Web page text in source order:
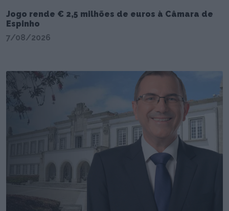
Jogo rende € 2,5 milhões de euros à Câmara de
Espinho
7/08/2026